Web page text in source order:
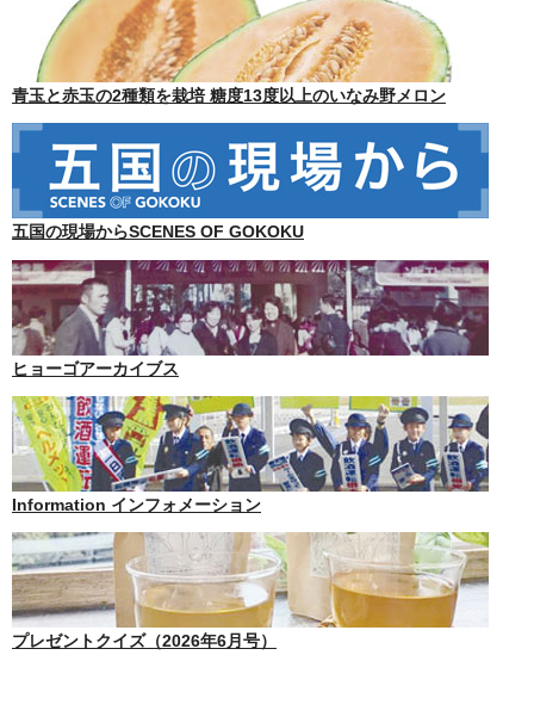
青玉と赤玉の2種類を栽培 糖度13度以上のいなみ野メロン
五国の現場からSCENES OF GOKOKU
ヒョーゴアーカイブス
Information インフォメーション
プレゼントクイズ（2026年6月号）